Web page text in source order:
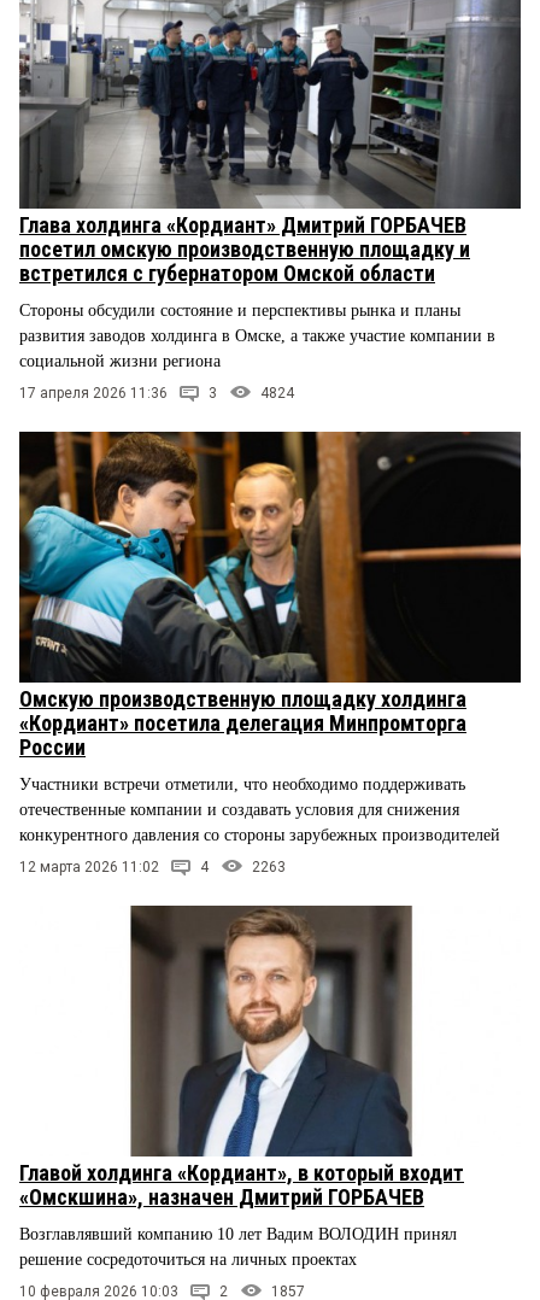
Глава холдинга «Кордиант» Дмитрий ГОРБАЧЕВ
посетил омскую производственную площадку и
встретился с губернатором Омской области
Стороны обсудили состояние и перспективы рынка и планы
развития заводов холдинга в Омске, а также участие компании в
социальной жизни региона
17 апреля 2026 11:36 3 4824
Омскую производственную площадку холдинга
«Кордиант» посетила делегация Минпромторга
России
Участники встречи отметили, что необходимо поддерживать
отечественные компании и создавать условия для снижения
конкурентного давления со стороны зарубежных производителей
12 марта 2026 11:02 4 2263
Главой холдинга «Кордиант», в который входит
«Омскшина», назначен Дмитрий ГОРБАЧЕВ
Возглавлявший компанию 10 лет Вадим ВОЛОДИН принял
решение сосредоточиться на личных проектах
10 февраля 2026 10:03 2 1857